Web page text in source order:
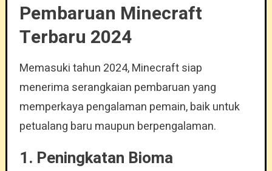
Pembaruan Minecraft
Terbaru 2024
Memasuki tahun 2024, Minecraft siap
menerima serangkaian pembaruan yang
memperkaya pengalaman pemain, baik untuk
petualang baru maupun berpengalaman.
1. Peningkatan Bioma